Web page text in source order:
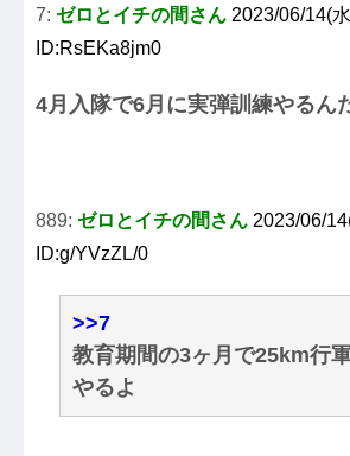
7: ゼロとイチの間さん 2023/06/14(
ID:RsEKa8jm0
4月入隊で6月に実弾訓練やるん
889: ゼロとイチの間さん 2023/06/
ID:g/YVzZL/0
>>7
教育期間の3ヶ月で25km行
やるよ